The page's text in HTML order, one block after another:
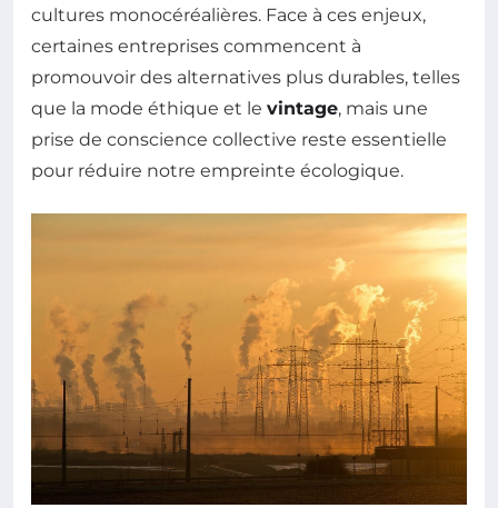
cultures monocéréalières. Face à ces enjeux,
certaines entreprises commencent à
promouvoir des alternatives plus durables, telles
que la mode éthique et le vintage, mais une
prise de conscience collective reste essentielle
pour réduire notre empreinte écologique.